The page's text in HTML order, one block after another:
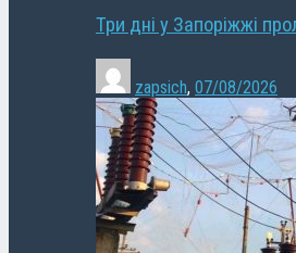
Три дні у Запоріжжі
zapsich, 07/08/2026